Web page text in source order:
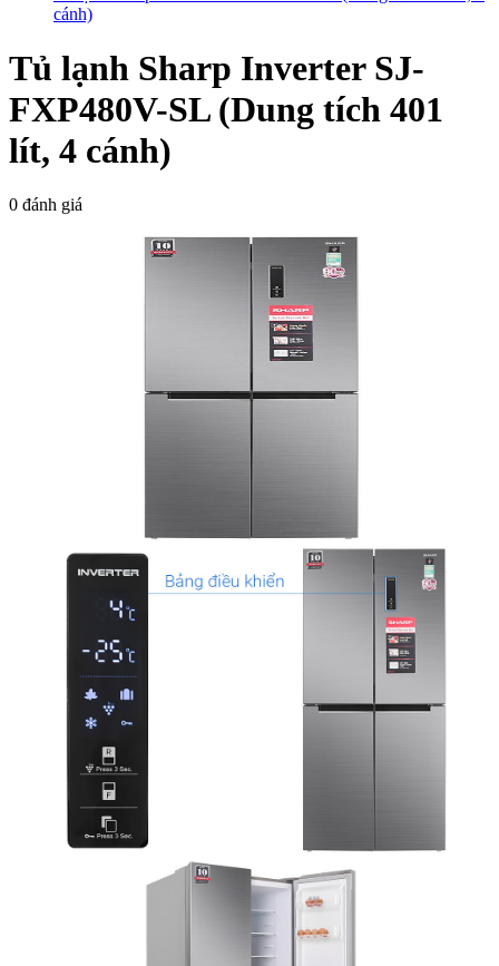
cánh)
Tủ lạnh Sharp Inverter SJ-
FXP480V-SL (Dung tích 401
lít, 4 cánh)
0 đánh giá